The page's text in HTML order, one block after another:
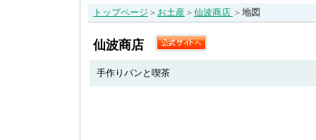
トップページ ＞ お土産 ＞ 仙波商店 ＞ 地図
仙波商店
手作りパンと喫茶